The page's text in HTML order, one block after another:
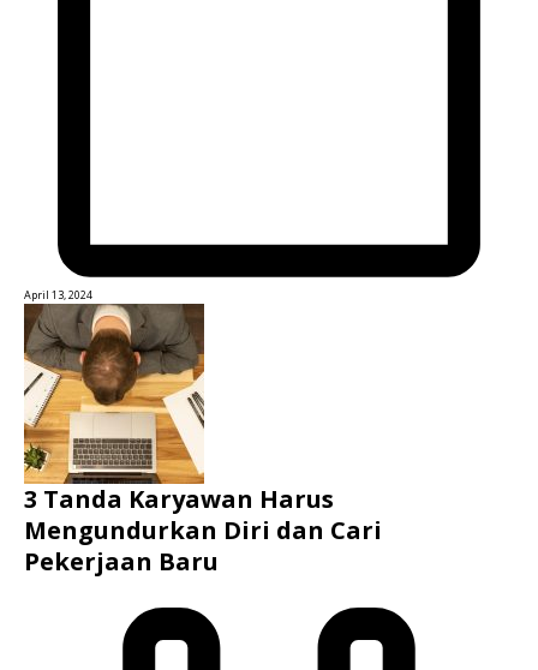
April 13, 2024
3 Tanda Karyawan Harus
Mengundurkan Diri dan Cari
Pekerjaan Baru